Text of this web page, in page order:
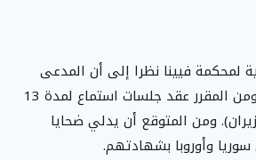
لمحكمة فيينا نظرا إلى أن المدعى
عليهما يقيمان فيها. ومن المقرر عقد جلسات استماع لمدة 13
يونيو (حزيران). ومن المتوقع أن يدلي ضحايا
وأوروبا بشهادتهم.